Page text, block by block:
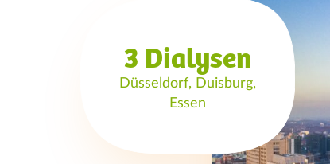
3 Dialysen
Düsseldorf, Duisburg,
Essen